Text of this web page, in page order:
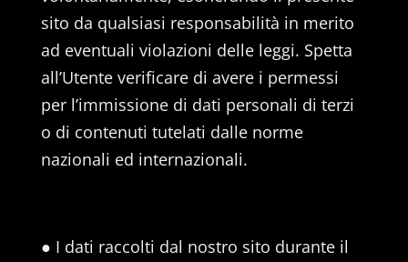
sito da qualsiasi responsabilità in merito
ad eventuali violazioni delle leggi. Spetta
all’Utente verificare di avere i permessi
per l’immissione di dati personali di terzi
o di contenuti tutelati dalle norme
nazionali ed internazionali.
● I dati raccolti dal nostro sito durante il